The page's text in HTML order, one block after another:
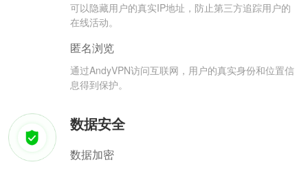
可以隐藏用户的真实IP地址，防止第三方追踪用户的
在线活动。
匿名浏览
通过AndyVPN访问互联网，用户的真实身份和位置信
息得到保护。
数据安全
数据加密